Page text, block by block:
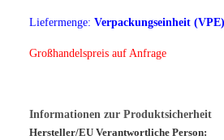
Liefermenge: Verpackungseinheit
Großhandelspreis auf Anfrage
Informationen zur Produktsicherheit
Hersteller/EU Verantwortliche Person: